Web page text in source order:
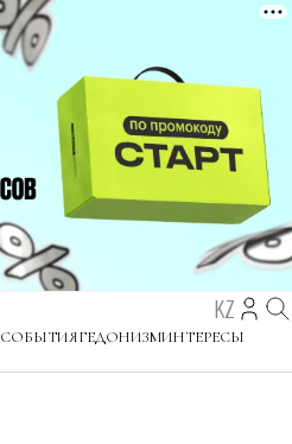
KZ
СОБЫТИЯГЕДОНИЗМИНТЕРЕСЫ